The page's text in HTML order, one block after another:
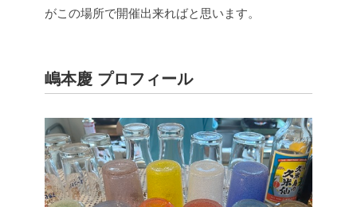
がこの場所で開催出来ればと思います。
嶋本慶 プロフィール